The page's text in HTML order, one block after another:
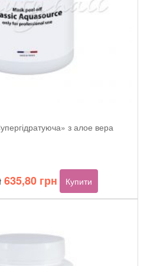
з алое вера
Оригінальна
ціна:
635,80 грнПоточна
ціна:
Купити